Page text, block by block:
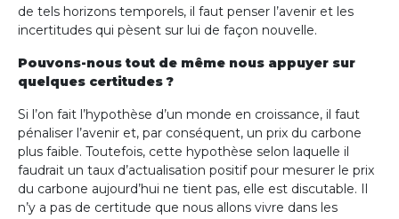
de tels horizons temporels, il faut penser l’avenir et les
incertitudes qui pèsent sur lui de façon nouvelle.
Pouvons-nous tout de même nous appuyer sur
quelques certitudes ?
Si l’on fait l’hypothèse d’un monde en croissance, il faut
pénaliser l’avenir et, par conséquent, un prix du carbone
plus faible. Toutefois, cette hypothèse selon laquelle il
faudrait un taux d’actualisation positif pour mesurer le prix
du carbone aujourd’hui ne tient pas, elle est discutable. Il
n’y a pas de certitude que nous allons vivre dans les